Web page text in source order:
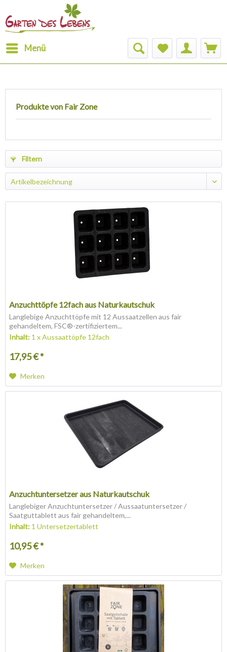
Menü
Produkte von Fair Zone
Filtern
Anzuchttöpfe 12fach aus Naturkautschuk
Langlebige Anzuchttöpfe mit 12 Aussaatzellen aus fair
gehandeltem, FSC®-zertifiziertem...
Inhalt: 1 x Aussaattöpfe 12fach
17,95 € *
Merken
Anzuchtuntersetzer aus Naturkautschuk
Langlebiger Anzuchtuntersetzer / Aussaatuntersetzer /
Saatguttablett aus fair gehandeltem,...
Inhalt: 1 Untersetzertablett
10,95 € *
Merken